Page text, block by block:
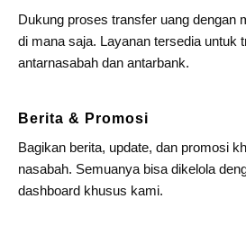
Dukung proses transfer uang dengan
di mana saja. Layanan tersedia untuk
antarnasabah dan antarbank.
Berita & Promosi
Bagikan berita, update, dan promosi
nasabah. Semuanya bisa dikelola
dashboard khusus kami.